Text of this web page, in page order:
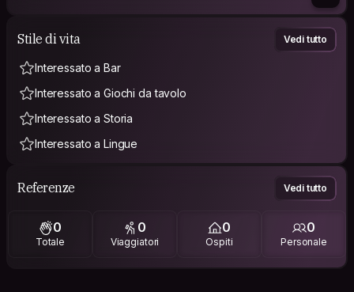
Stile di vita Vedi tutto
Interessato a Bar
Interessato a Giochi da tavolo
Interessato a Storia
Interessato a Lingue
Referenze Vedi tutto
0
Totale
0
Viaggiatori
0
Ospiti
0
Personale